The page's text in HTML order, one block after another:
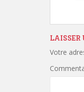
LAISSER
Votre